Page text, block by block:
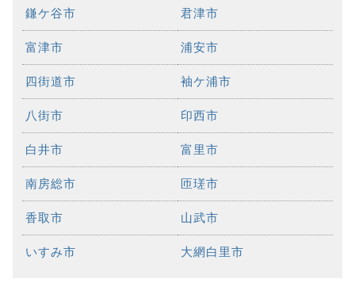
鎌ケ谷市 君津市
富津市 浦安市
四街道市 袖ケ浦市
八街市 印西市
白井市 富里市
南房総市 匝瑳市
香取市 山武市
いすみ市 大網白里市